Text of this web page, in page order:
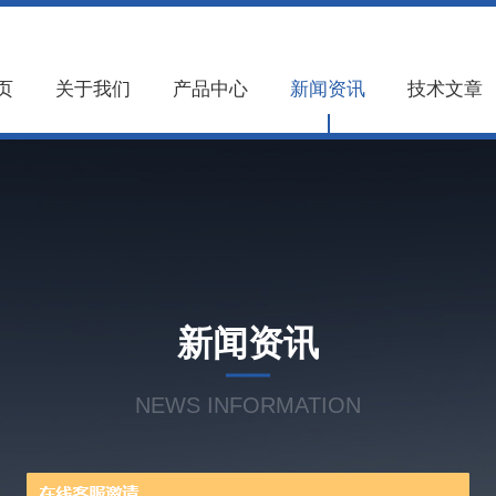
关于我们 产品中心 新闻资讯 技术文章
新闻资讯
NEWS INFORMATION